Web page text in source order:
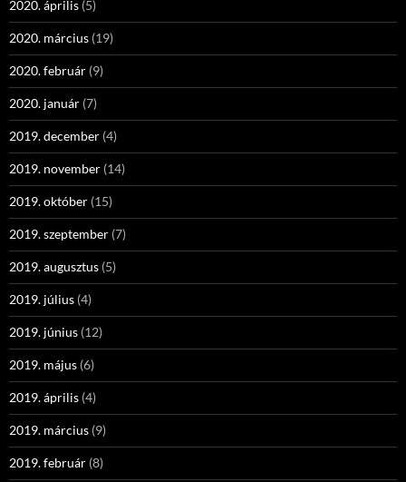
2020. április (5)
2020. március (19)
2020. február (9)
2020. január (7)
2019. december (4)
2019. november (14)
2019. október (15)
2019. szeptember (7)
2019. augusztus (5)
2019. július (4)
2019. június (12)
2019. május (6)
2019. április (4)
2019. március (9)
2019. február (8)